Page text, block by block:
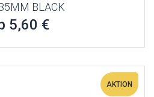
BLACK
5,60 €
AKTION